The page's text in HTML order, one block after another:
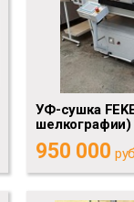
УФ-сушка
шелкографии)
950 000